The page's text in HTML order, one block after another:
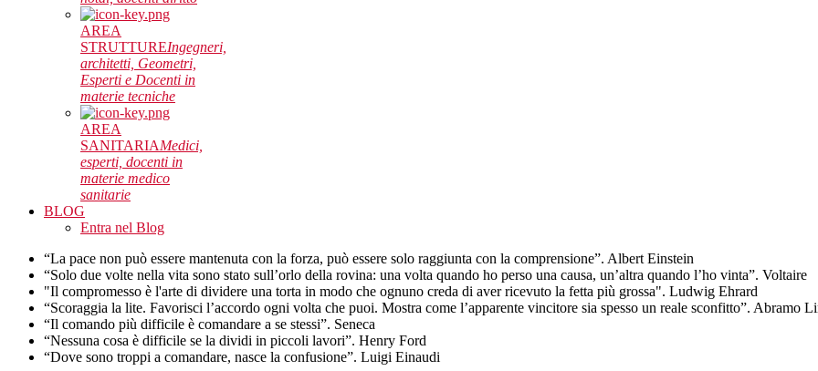
AREA
STRUTTUREIngegneri,
architetti, Geometri,
Esperti e Docenti in
materie tecniche
AREA
SANITARIAMedici,
esperti, docenti in
materie medico
sanitarie
BLOG
Entra nel Blog
“La pace non può essere mantenuta con la forza, può essere solo raggiunta con la comprensione”. Albert Einstein
“Solo due volte nella vita sono stato sull’orlo della rovina: una volta quando ho perso una causa, un’altra quando l’ho vinta”. Voltaire
"Il compromesso è l'arte di dividere una torta in modo che ognuno creda di aver ricevuto la fetta più grossa". Ludwig Ehrard
“Scoraggia la lite. Favorisci l’accordo ogni volta che puoi. Mostra come l’apparente vincitore sia spesso un reale sconfitto”. Abramo
“Il comando più difficile è comandare a se stessi”. Seneca
“Nessuna cosa è difficile se la dividi in piccoli lavori”. Henry Ford
“Dove sono troppi a comandare, nasce la confusione”. Luigi Einaudi